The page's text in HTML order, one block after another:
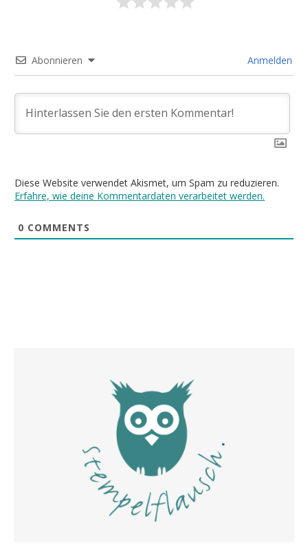
Abonnieren Anmelden
Diese Website verwendet Akismet, um Spam zu reduzieren.
Erfahre, wie deine Kommentardaten verarbeitet werden.
0 COMMENTS